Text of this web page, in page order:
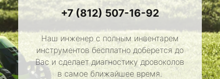
+7 (812) 507-16-92
Наш инженер с полным инвентарем
инструментов бесплатно доберется до
Вас и сделает диагностику дровоколов
в самое ближайшее время.